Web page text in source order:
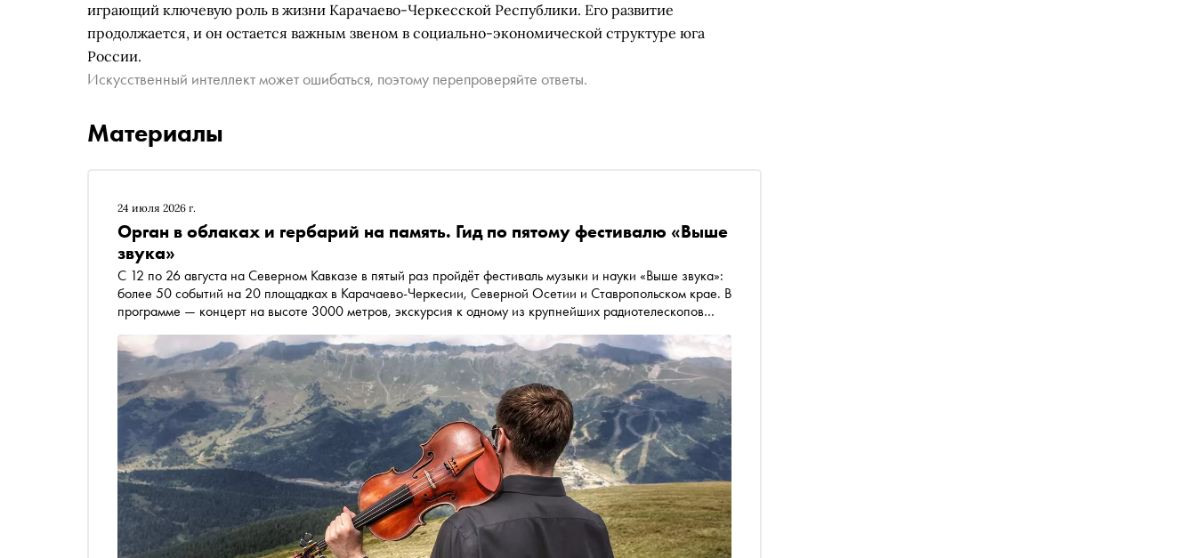
играющий ключевую роль в жизни Карачаево-Черкесской Республики. Его развитие
продолжается, и он остается важным звеном в социально-экономической структуре юга
России.
Искусственный интеллект может ошибаться, поэтому перепроверяйте ответы.
Материалы
24 июля 2026 г.
Орган в облаках и гербарий на память. Гид по пятому фестивалю «Выше
звука»
С 12 по 26 августа на Северном Кавказе в пятый раз пройдёт фестиваль музыки и науки «Выше звука»:
более 50 событий на 20 площадках в Карачаево-Черкесии, Северной Осетии и Ставропольском крае. В
программе — концерт на высоте 3000 метров, экскурсия к одному из крупнейших радиотелескопов
рассказывает, куда идти и почему это стоит двух недель в горах